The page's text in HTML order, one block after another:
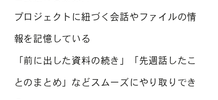
プロジェクトに紐づく会話やファイルの情
報を記憶している
「前に出した資料の続き」「先週話したこ
とのまとめ」などスムーズにやり取りでき